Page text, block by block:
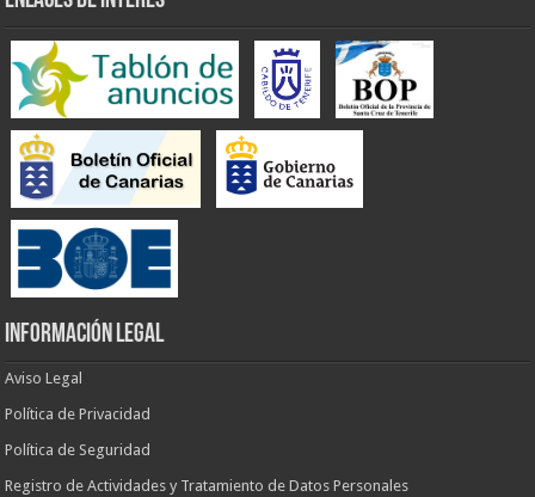
INFORMACIÓN LEGAL
Aviso Legal
Política de Privacidad
Política de Seguridad
Registro de Actividades y Tratamiento de Datos Personales